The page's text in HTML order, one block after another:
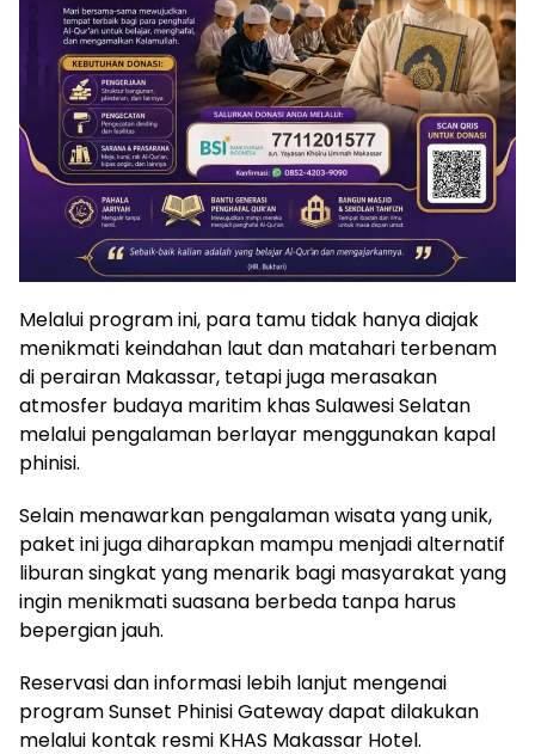
Melalui program ini, para tamu tidak hanya diajak
menikmati keindahan laut dan matahari terbenam
di perairan Makassar, tetapi juga merasakan
atmosfer budaya maritim khas Sulawesi Selatan
melalui pengalaman berlayar menggunakan kapal
phinisi.
Selain menawarkan pengalaman wisata yang unik,
paket ini juga diharapkan mampu menjadi alternatif
liburan singkat yang menarik bagi masyarakat yang
ingin menikmati suasana berbeda tanpa harus
bepergian jauh.
Reservasi dan informasi lebih lanjut mengenai
program Sunset Phinisi Gateway dapat dilakukan
melalui kontak resmi KHAS Makassar Hotel.